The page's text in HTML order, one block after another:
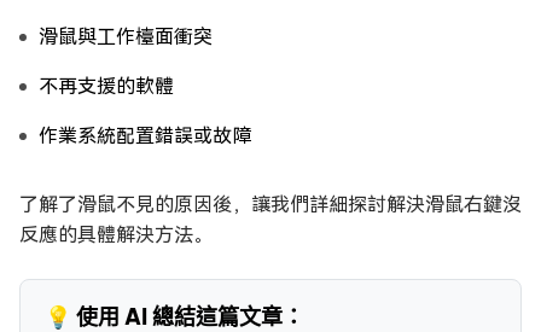
滑鼠與工作檯面衝突
不再支援的軟體
作業系統配置錯誤或故障
了解了滑鼠不見的原因後，讓我們詳細探討解決滑鼠右鍵沒
反應的具體解決方法。
💡 使用 AI 總結這篇文章：